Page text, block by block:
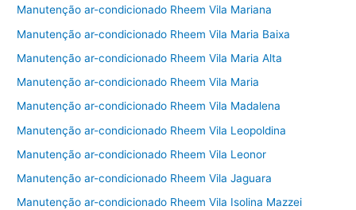
Manutenção ar-condicionado Rheem Vila Mariana
Manutenção ar-condicionado Rheem Vila Maria Baixa
Manutenção ar-condicionado Rheem Vila Maria Alta
Manutenção ar-condicionado Rheem Vila Maria
Manutenção ar-condicionado Rheem Vila Madalena
Manutenção ar-condicionado Rheem Vila Leopoldina
Manutenção ar-condicionado Rheem Vila Leonor
Manutenção ar-condicionado Rheem Vila Jaguara
Manutenção ar-condicionado Rheem Vila Isolina Mazzei